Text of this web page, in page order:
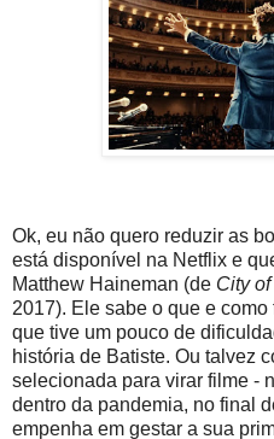
Ok, eu não quero reduzir as
está disponível na Netflix e
Matthew Haineman (de City
2017). Ele sabe o que e
que tive um pouco de
história de Batiste. Ou talvez
selecionada para virar filme -
dentro da pandemia, no final
empenha em gestar a sua